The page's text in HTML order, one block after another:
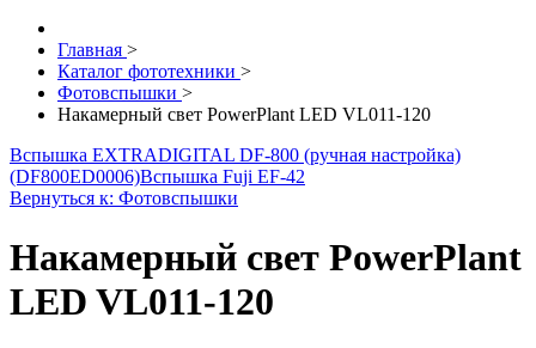
Главная >
Каталог фототехники >
Фотовспышки >
Накамерный свет PowerPlant LED VL011-120
Вспышка EXTRADIGITAL DF-800 (ручная настройка)
(DF800ED0006)Вспышка Fuji EF-42
Вернуться к: Фотовспышки
Накамерный свет PowerPlant
LED VL011-120